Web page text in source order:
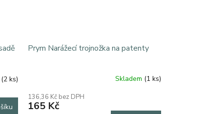
(2 ks)
Prym Narážecí trojnožka na patenty
Skladem (1 ks)
136,36 Kč bez DPH
165 Kč